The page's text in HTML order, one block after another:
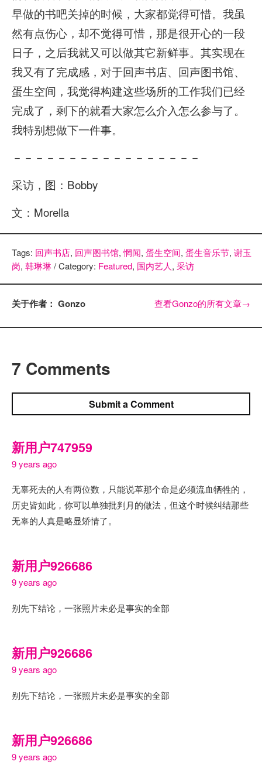
早做的书吧关掉的时候，大家都觉得可惜。我虽
然有点伤心，却不觉得可惜，那是很开心的一段
日子，之后我就又可以做其它新鲜事。其实现在
我又有了完成感，对于回声书店、回声图书馆、
蛋生空间，我觉得构建这些场所的工作我们已经
完成了，剩下的就看大家怎么介入怎么参与了。
我特别想做下一件事。
－－－－－－－－－－－－－－－－－
采访，图：Bobby
文：Morella
Tags: 回声书店, 回声图书馆,惘闻, 蛋生空间, 蛋生音乐节, 谢玉
岗, 韩琳琳/ Category: Featured, 国内艺人, 采访
关于作者： Gonzo 查看Gonzo的所有文章→
7 Comments
Submit a Comment
新用户747959
9 years ago
无辜死去的人有两位数，只能说革那个命是必须流血牺牲的，
历史皆如此，你可以单独批判月的做法，但这个时候纠结那些
无辜的人真是略显矫情了。
新用户926686
9 years ago
别先下结论，一张照片未必是事实的全部
新用户926686
9 years ago
别先下结论，一张照片未必是事实的全部
新用户926686
9 years ago